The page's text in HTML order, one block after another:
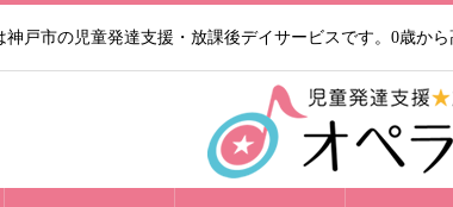
神戸市の児童発達支援・放課後デイサービスです。0歳か